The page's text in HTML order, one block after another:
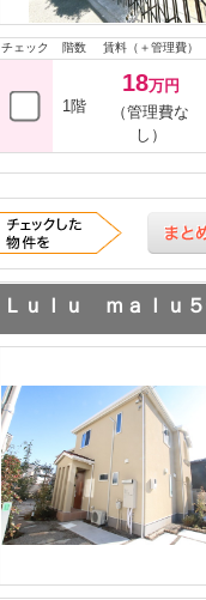
チェック 階数 賃料（＋管理費）
1階
18万円
（管理費な
し）
Ｌｕｌｕ ｍａｌｕ